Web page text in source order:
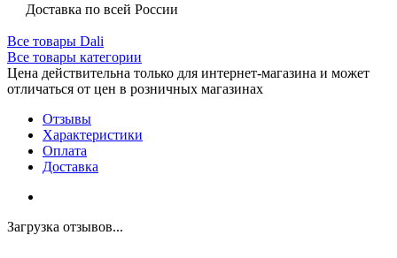
Доставка по всей России
Все товары Dali
Все товары категории
Цена действительна только для интернет-магазина и может
отличаться от цен в розничных магазинах
Отзывы
Характеристики
Оплата
Доставка
Загрузка отзывов...